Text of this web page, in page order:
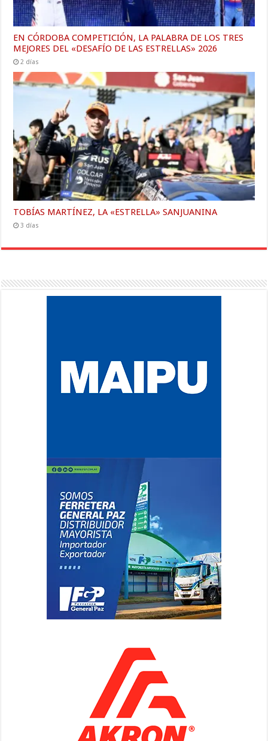
EN CÓRDOBA COMPETICIÓN, LA PALABRA DE LOS TRES
MEJORES DEL «DESAFÍO DE LAS ESTRELLAS» 2026
2 días
TOBÍAS MARTÍNEZ, LA «ESTRELLA» SANJUANINA
3 días